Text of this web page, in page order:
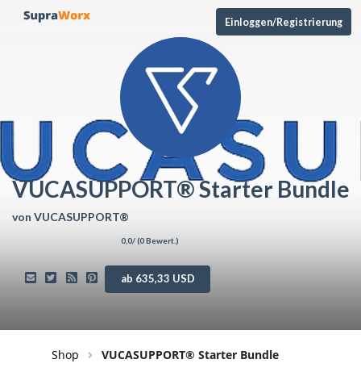
Einloggen/Registrierung
VUCASUPPORT® Starter Bundle
von VUCASUPPORT®
0,0/ (0 Bewert.)
ab 635,33 USD
Shop VUCASUPPORT® Starter Bundle